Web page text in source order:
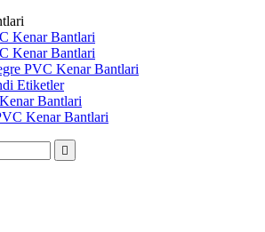
Kenar Bantlari
Kenar Bantlari
PVC Kenar Bantlari
Etiketler
Bantlari
Kenar Bantlari
